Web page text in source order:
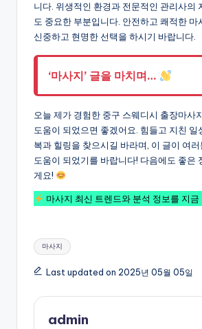
니다. 위생적인 환경과 전문적인 관리사의
도 중요한 부분입니다. 안전하고 쾌적한 마
신중하고 현명한 선택을 하시기 바랍니다.
‘마사지’ 글을 마치며…
오늘 제가 경험한 중구 스웨디시 출장마사
도움이 되었으면 좋겠어요. 힘들고 지친 일
복과 힐링을 찾으시길 바라며, 이 글이 여
도움이 되었기를 바랍니다! 다음에도 좋은
게요!
마사지 최신 트렌드와 분석 정보를 지금
Tags:
마사지
Last updated on 2025년 05월 05일
admin